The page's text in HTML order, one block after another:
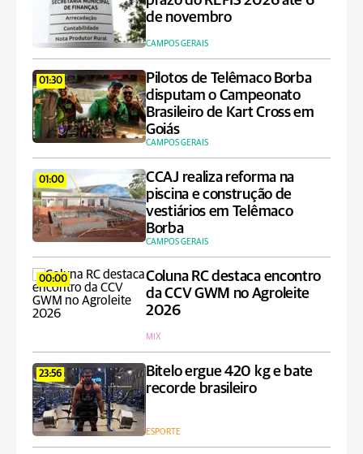
de novembro
CAMPOS GERAIS
01:30
Pilotos de Telêmaco Borba
disputam o Campeonato
Brasileiro de Kart Cross em
Goiás
CAMPOS GERAIS
01:00
CCAJ realiza reforma na
piscina e construção de
vestiários em Telêmaco
Borba
CAMPOS GERAIS
00:00
Coluna RC destaca encontro
da CCV GWM no Agroleite
2026
MIX
23:56
Bitelo ergue 420 kg e bate
recorde brasileiro
ESPORTE